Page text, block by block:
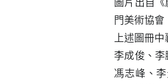
門美術協會
上述圖冊
李成俊、
馮志峰、